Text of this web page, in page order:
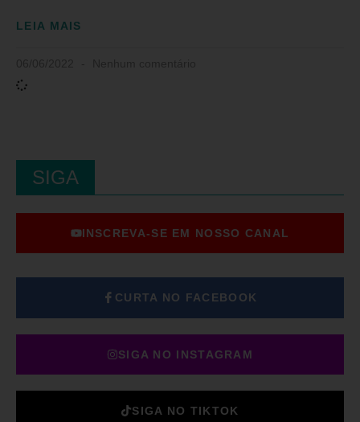
LEIA MAIS
SIGA
INSCREVA-SE EM NOSSO CANAL
CURTA NO FACEBOOK
SIGA NO INSTAGRAM
SIGA NO TIKTOK